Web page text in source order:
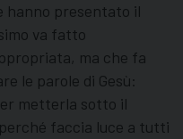
hanno presentato il
va fatto
ma che fa
le parole di Gesù:
metterla sotto il
faccia luce a tutti